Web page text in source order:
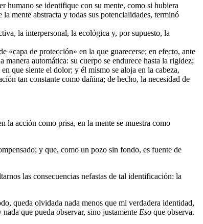
humano se identifique con su mente, como si hubiera
mente abstracta y todas sus potencialidades, terminó
la interpersonal, la ecológica y, por supuesto, la
de protección» en la que guarecerse; en efecto, ante
automática: su cuerpo se endurece hasta la rigidez;
que siente el dolor; y él mismo se aloja en la cabeza,
tan constante como dañina; de hecho, la necesidad de
la acción como prisa, en la mente se muestra como
y que, como un pozo sin fondo, es fuente de
las consecuencias nefastas de tal identificación: la
queda olvidada nada menos que mi verdadera identidad,
que pueda observar, sino justamente Eso que observa.